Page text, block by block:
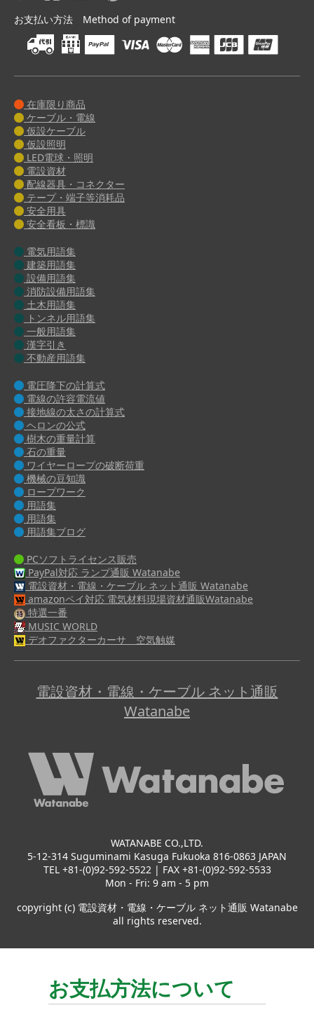
お支払い方法 Method of payment
在庫限り商品
ケーブル・電線
仮設ケーブル
仮設照明
LED電球・照明
電設資材
配線器具・コネクター
テープ・端子等消耗品
安全用具
安全看板・標識
電気用語集
建築用語集
設備用語集
消防設備用語集
土木用語集
トンネル用語集
一般用語集
漢字引き
不動産用語集
電圧降下の計算式
電線の許容電流値
接地線の太さの計算式
ヘロンの公式
樹木の重量計算
石の重量
ワイヤーロープの破断荷重
機械の豆知識
ロープワーク
用語集
用語集
用語集ブログ
PCソフトライセンス販売
PayPal対応 ランプ通販 Watanabe
電設資材・電線・ケーブル ネット通販 Watanabe
amazonペイ対応 電気材料現場資材通販Watanabe
特選一番
MUSIC WORLD
デオファクターカーサ 空気触媒
電設資材・電線・ケーブル ネット通販
Watanabe
WATANABE CO.,LTD.
5-12-314 Suguminami Kasuga Fukuoka 816-0863 JAPAN
TEL +81-(0)92-592-5522 | FAX +81-(0)92-592-5533
Mon - Fri: 9 am - 5 pm
copyright (c) 電設資材・電線・ケーブル ネット通販 Watanabe
all rights reserved.
お支払方法について